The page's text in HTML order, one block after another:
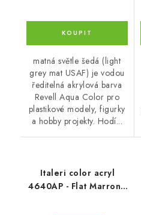
matná světle šedá (light
grey mat USAF) je vodou
ředitelná akrylová barva
Revell Aqua Color pro
plastikové modely, figurky
a hobby projekty. Hodí...
Italeri color acryl
4640AP - Flat Marrone